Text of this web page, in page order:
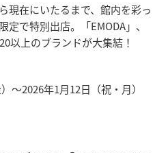
現在にいたるまで、館内を彩っ
で特別出店。「EMODA」、
以上のブランドが大集結！
～2026年1月12日（祝・月）